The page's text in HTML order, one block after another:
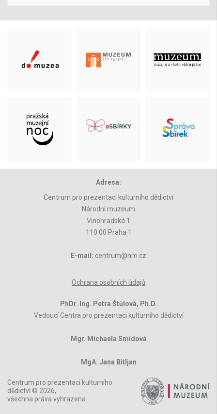
Adresa:
Centrum pro prezentaci kulturního dědictví
Národní muzeum
Vinohradská 1
110 00 Praha 1
E-mail: centrum@nm.cz
Ochrana osobních údajů
PhDr. Ing. Petra Štůlová, Ph.D.
Vedoucí Centra pro prezentaci kulturního dědictví
Mgr. Michaela Smidová
MgA. Jana Bitljan
Centrum pro prezentaci kulturního
dědictví © 2026,
všechna práva vyhrazena